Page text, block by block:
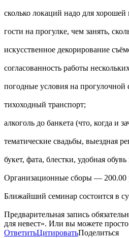
сколько локаций надо для
гости на прогулке, чем занять,
искусственное декорирование
согласованность работы
погодные условия на прогулочной
тихоходный транспорт;
алкоголь до банкета (что, когда и
тематические свадьбы, выездная
букет, фата, блестки, удобная
Организационные сборы — 200.00
Ближайший семинар состоится в
Предварительная запись
для невест». Или вы можете
ОтветитьЦитироватьПоделиться